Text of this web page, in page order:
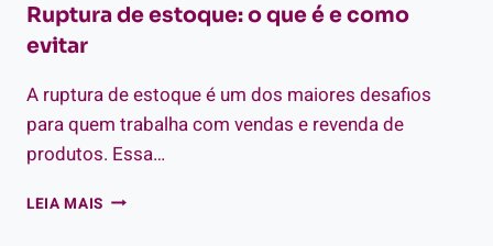
Ruptura de estoque: o que é e como
evitar
A ruptura de estoque é um dos maiores desafios
para quem trabalha com vendas e revenda de
produtos. Essa…
LEIA MAIS RUPTURA